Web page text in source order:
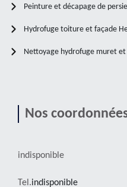
Peinture et décapage de
Hydrofuge toiture et façade
Nettoyage hydrofuge muret
Nos
indisponible
Tel.indisponible